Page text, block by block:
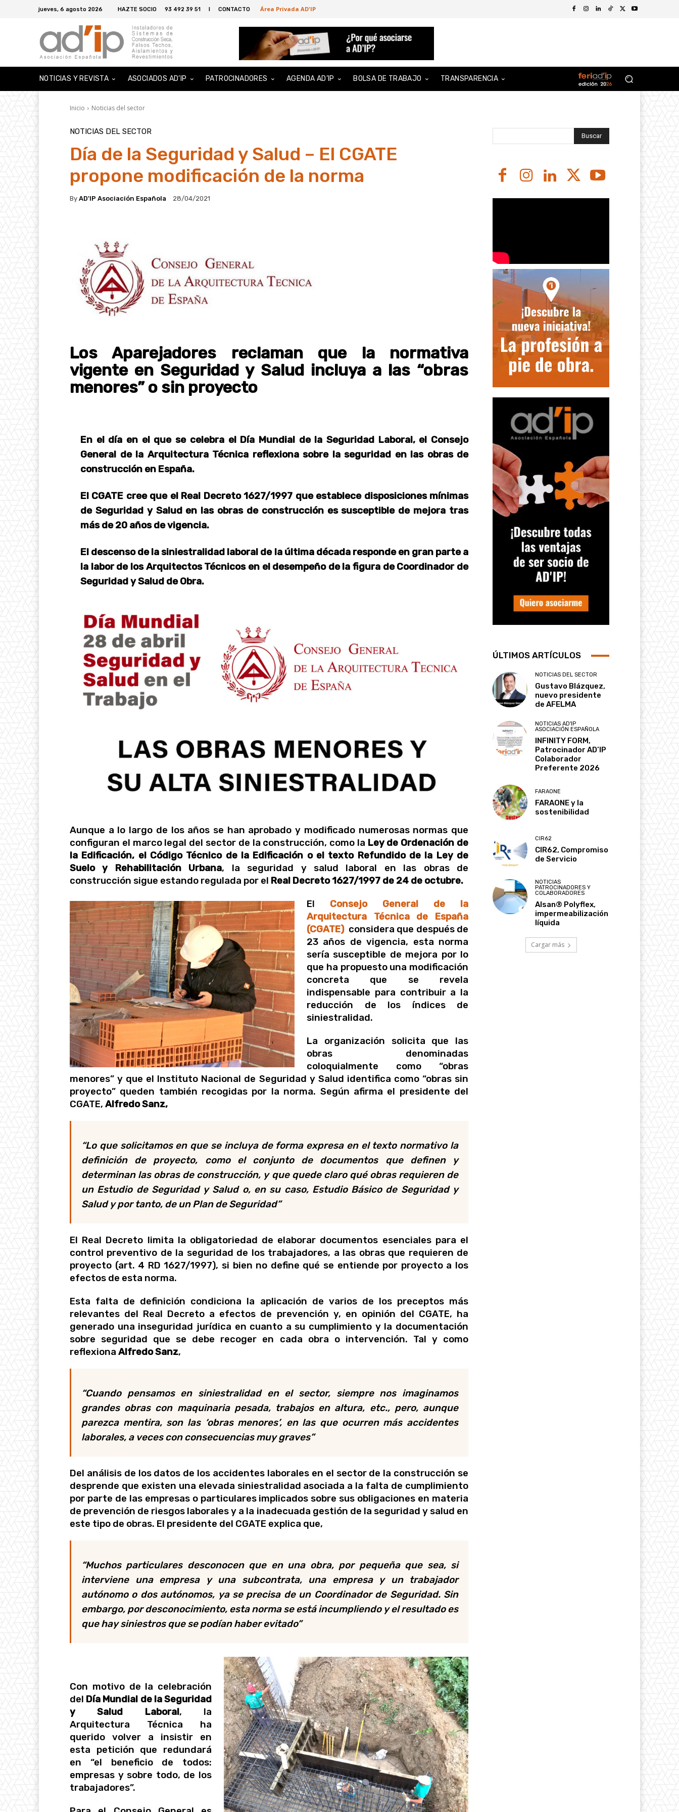
jueves, 6 agosto 2026 HAZTE SOCIO 93 492 39 51 I CONTACTO Área Privada AD'IP
NOTICIAS Y REVISTA ASOCIADOS AD’IP PATROCINADORES AGENDA AD’IP BOLSA DE TRABAJO TRANSPARENCIA
Inicio Noticias del sector
NOTICIAS DEL SECTOR
Día de la Seguridad y Salud – El CGATE
propone modificación de la norma
By AD'IP Asociación Española 28/04/2021
Los Aparejadores reclaman que la normativa
vigente en Seguridad y Salud incluya a las “obras
menores” o sin proyecto
En el día en el que se celebra el Día Mundial de la Seguridad Laboral, el Consejo
General de la Arquitectura Técnica reflexiona sobre la seguridad en las obras de
construcción en España.
El CGATE cree que el Real Decreto 1627/1997 que establece disposiciones mínimas
de Seguridad y Salud en las obras de construcción es susceptible de mejora tras
más de 20 años de vigencia.
El descenso de la siniestralidad laboral de la última década responde en gran parte a
la labor de los Arquitectos Técnicos en el desempeño de la figura de Coordinador de
Seguridad y Salud de Obra.
Aunque a lo largo de los años se han aprobado y modificado numerosas normas que
configuran el marco legal del sector de la construcción, como la Ley de Ordenación de
la Edificación, el Código Técnico de la Edificación o el texto Refundido de la Ley de
Suelo y Rehabilitación Urbana, la seguridad y salud laboral en las obras de
construcción sigue estando regulada por el Real Decreto 1627/1997 de 24 de octubre.
El Consejo General de la
Arquitectura Técnica de España
(CGATE) considera que después de
23 años de vigencia, esta norma
sería susceptible de mejora por lo
que ha propuesto una modificación
concreta que se revela
indispensable para contribuir a la
reducción de los índices de
siniestralidad.
La organización solicita que las
obras denominadas
coloquialmente como “obras
menores” y que el Instituto Nacional de Seguridad y Salud identifica como “obras sin
proyecto” queden también recogidas por la norma. Según afirma el presidente del
CGATE, Alfredo Sanz,
“Lo que solicitamos en que se incluya de forma expresa en el texto normativo la
definición de proyecto, como el conjunto de documentos que definen y
determinan las obras de construcción, y que quede claro qué obras requieren de
un Estudio de Seguridad y Salud o, en su caso, Estudio Básico de Seguridad y
Salud y por tanto, de un Plan de Seguridad”
El Real Decreto limita la obligatoriedad de elaborar documentos esenciales para el
control preventivo de la seguridad de los trabajadores, a las obras que requieren de
proyecto (art. 4 RD 1627/1997), si bien no define qué se entiende por proyecto a los
efectos de esta norma.
Esta falta de definición condiciona la aplicación de varios de los preceptos más
relevantes del Real Decreto a efectos de prevención y, en opinión del CGATE, ha
generado una inseguridad jurídica en cuanto a su cumplimiento y la documentación
sobre seguridad que se debe recoger en cada obra o intervención. Tal y como
reflexiona Alfredo Sanz,
“Cuando pensamos en siniestralidad en el sector, siempre nos imaginamos
grandes obras con maquinaria pesada, trabajos en altura, etc., pero, aunque
parezca mentira, son las ‘obras menores’, en las que ocurren más accidentes
laborales, a veces con consecuencias muy graves”
Del análisis de los datos de los accidentes laborales en el sector de la construcción se
desprende que existen una elevada siniestralidad asociada a la falta de cumplimiento
por parte de las empresas o particulares implicados sobre sus obligaciones en materia
de prevención de riesgos laborales y a la inadecuada gestión de la seguridad y salud en
este tipo de obras. El presidente del CGATE explica que,
“Muchos particulares desconocen que en una obra, por pequeña que sea, si
interviene una empresa y una subcontrata, una empresa y un trabajador
autónomo o dos autónomos, ya se precisa de un Coordinador de Seguridad. Sin
embargo, por desconocimiento, esta norma se está incumpliendo y el resultado es
que hay siniestros que se podían haber evitado”
Con motivo de la celebración
del Día Mundial de la Seguridad
y Salud Laboral, la
Arquitectura Técnica ha
querido volver a insistir en
esta petición que redundará
en “el beneficio de todos:
empresas y sobre todo, de los
trabajadores”.
Buscar
ÚLTIMOS ARTÍCULOS
NOTICIAS DEL SECTOR
Gustavo Blázquez,
nuevo presidente
de AFELMA
NOTICIAS AD'IP
ASOCIACIÓN ESPAÑOLA
INFINITY FORM,
Patrocinador AD’IP
Colaborador
Preferente 2026
FARAONE
FARAONE y la
sostenibilidad
CIR62
CIR62, Compromiso
de Servicio
NOTICIAS
PATROCINADORES Y
COLABORADORES
Alsan® Polyflex,
impermeabilización
líquida
Cargar más